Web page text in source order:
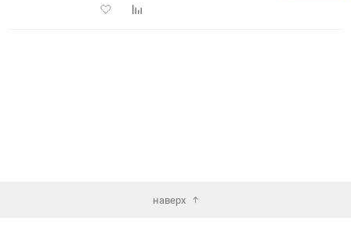
ДобавитьДобавить
наверх